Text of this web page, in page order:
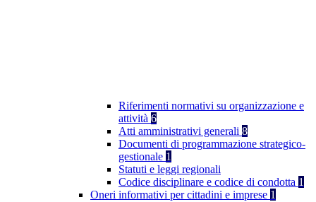
Riferimenti normativi su organizzazione e
attività 6
Atti amministrativi generali 8
Documenti di programmazione strategico-
gestionale 1
Statuti e leggi regionali
Codice disciplinare e codice di condotta 1
Oneri informativi per cittadini e imprese 1